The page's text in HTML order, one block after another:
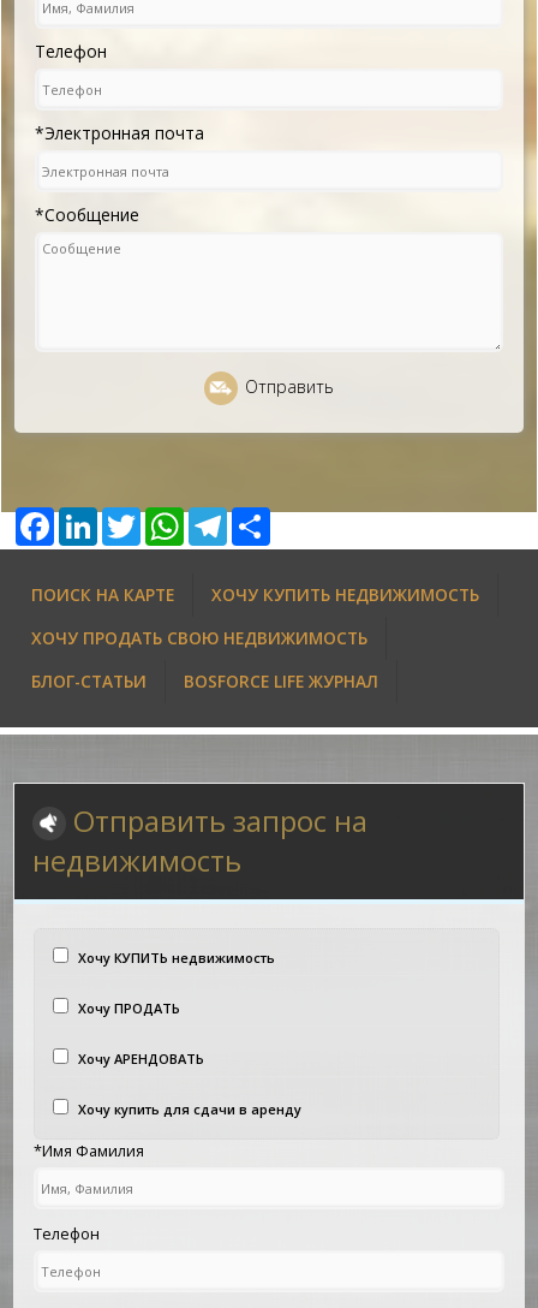
Телефон
*Электронная почта
*Сообщение
Отправить
ПОИСК НА КАРТЕ
ХОЧУ КУПИТЬ НЕДВИЖИМОСТЬ
ХОЧУ ПРОДАТЬ СВОЮ НЕДВИЖИМОСТЬ
БЛОГ-СТАТЬИ
BOSFORCE LIFE ЖУРНАЛ
Отправить запрос на
недвижимость
Хочу КУПИТЬ недвижимость
Хочу ПРОДАТЬ
Хочу АРЕНДОВАТЬ
Хочу купить для сдачи в аренду
*Имя Фамилия
Телефон
FacebookLinkedInTwitterWhatsAppTelegramShare